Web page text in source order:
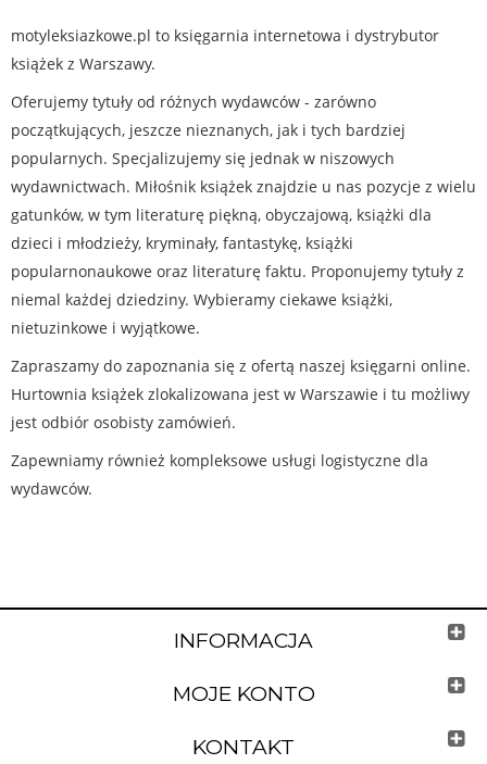
motyleksiazkowe.pl to księgarnia internetowa i dystrybutor
książek z Warszawy.
Oferujemy tytuły od różnych wydawców - zarówno
początkujących, jeszcze nieznanych, jak i tych bardziej
popularnych. Specjalizujemy się jednak w niszowych
wydawnictwach. Miłośnik książek znajdzie u nas pozycje z wielu
gatunków, w tym literaturę piękną, obyczajową, książki dla
dzieci i młodzieży, kryminały, fantastykę, książki
popularnonaukowe oraz literaturę faktu. Proponujemy tytuły z
niemal każdej dziedziny. Wybieramy ciekawe książki,
nietuzinkowe i wyjątkowe.
Zapraszamy do zapoznania się z ofertą naszej księgarni online.
Hurtownia książek zlokalizowana jest w Warszawie i tu możliwy
jest odbiór osobisty zamówień.
Zapewniamy również kompleksowe usługi logistyczne dla
wydawców.
INFORMACJA
MOJE KONTO
KONTAKT